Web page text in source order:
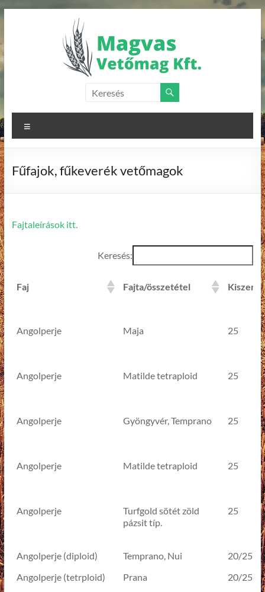
Skip
Vetőmag
Kft.
forgalmazása
Fűfajok, fűkeverék vetőmagok
Fajtaleírások itt.
Keresés:
Faj Fajta/összetétel
Faj Fajta/összetétel
Angolperje Maja 25
Angolperje Matilde tetraploid 25
Angolperje Gyöngyvér, Temprano 25
Angolperje Matilde tetraploid 25
Angolperje
Turfgold sötét zöld
pázsit típ.
25
Angolperje (diploid) Temprano, Nui
20/25
Angolperje (tetrploid)
Prana
20/25